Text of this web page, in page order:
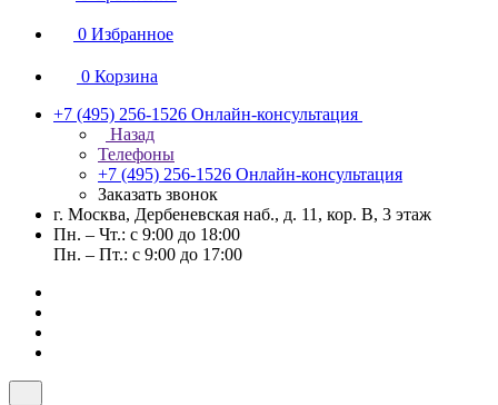
0 Избранное
0 Корзина
+7 (495) 256-1526 Онлайн-консультация
Назад
Телефоны
+7 (495) 256-1526 Онлайн-консультация
Заказать звонок
г. Москва, Дербеневская наб., д. 11, кор. В, 3 этаж
Пн. – Чт.: с 9:00 до 18:00
Пн. – Пт.: с 9:00 до 17:00